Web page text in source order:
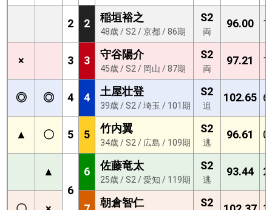
2 2 稲垣裕之
48歳 / S2 / 京都 / 86期
S2
両
96.00 1
× 3 3 守谷陽介
45歳 / S2 / 岡山 / 87期
S2
両
97.21 1
◎ ◎ 4 4 土屋壮登
39歳 / S2 / 埼玉 / 101期
S2
追
102.65 6
▲ 〇 5 5 竹内翼
34歳 / S2 / 広島 / 109期
S2
逃
96.61 0
▲
6
6 佐藤竜太
25歳 / S2 / 愛知 / 119期
S2
逃
93.44 2
朝倉智仁 S2